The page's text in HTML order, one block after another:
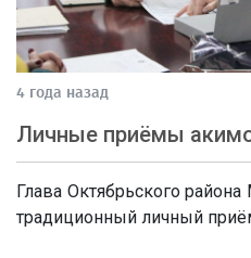
4 года назад
Личные приёмы
Глава Октябрьского
традиционный личный